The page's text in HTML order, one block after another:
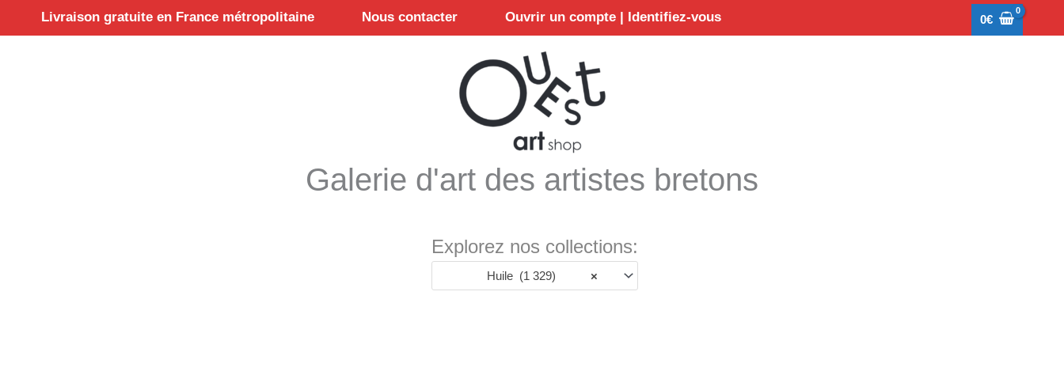
Livraison gratuite en France métropolitaine Nous contacter Ouvrir un compte | Identifiez-vous 0€
Galerie d'art des artistes bretons
Explorez nos collections:
×
Huile (1 329)